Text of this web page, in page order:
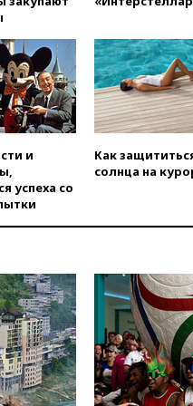
и
успеха со
Как
солнца на